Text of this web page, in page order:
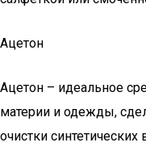
Ацетон
Ацетон – идеальное
материи и одежды,
очистки